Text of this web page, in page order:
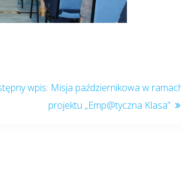
Misja październikowa w
projektu „Emp@tyczna Klasa”